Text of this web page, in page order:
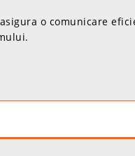
o comunicare